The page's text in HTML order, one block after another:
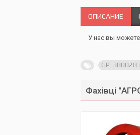
ОПИСАНИЕ
У нас вы
GP-
Фахівці